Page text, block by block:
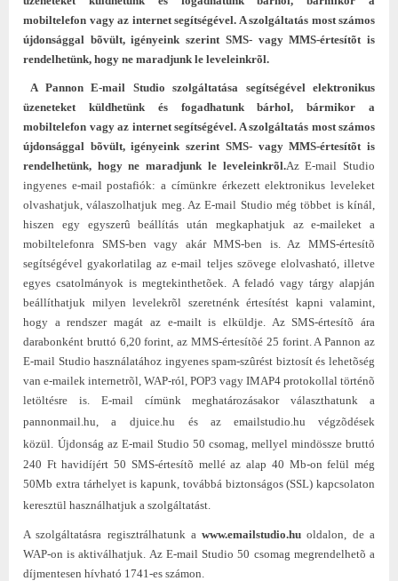
mobiltelefon vagy az internet segítségével. A szolgáltatás most számos
újdonsággal bõvült, igényeink szerint SMS- vagy MMS-értesítõt is
rendelhetünk, hogy ne maradjunk le leveleinkrõl.
A Pannon E-mail Studio szolgáltatása segítségével elektronikus
üzeneteket küldhetünk és fogadhatunk bárhol, bármikor a
mobiltelefon vagy az internet segítségével. A szolgáltatás most számos
újdonsággal bõvült, igényeink szerint SMS- vagy MMS-értesítõt is
rendelhetünk, hogy ne maradjunk le leveleinkrõl.Az E-mail Studio
ingyenes e-mail postafiók: a címünkre érkezett elektronikus leveleket
olvashatjuk, válaszolhatjuk meg. Az E-mail Studio még többet is kínál,
hiszen egy egyszerû beállítás után megkaphatjuk az e-maileket a
mobiltelefonra SMS-ben vagy akár MMS-ben is. Az MMS-értesítõ
segítségével gyakorlatilag az e-mail teljes szövege elolvasható, illetve
egyes csatolmányok is megtekinthetõek. A feladó vagy tárgy alapján
beállíthatjuk milyen levelekrõl szeretnénk értesítést kapni valamint,
hogy a rendszer magát az e-mailt is elküldje. Az SMS-értesítõ ára
darabonként bruttó 6,20 forint, az MMS-értesítõé 25 forint. A Pannon az
E-mail Studio használatához ingyenes spam-szûrést biztosít és lehetõség
van e-mailek internetrõl, WAP-ról, POP3 vagy IMAP4 protokollal történõ
letöltésre is. E-mail címünk meghatározásakor választhatunk a
pannonmail.hu, a
djuice.hu és az emailstudio.hu végzõdések
közül. Újdonság az E-mail Studio 50 csomag, mellyel mindössze bruttó
240 Ft havidíjért 50 SMS-értesítõ mellé az alap 40 Mb-on felül még
50Mb extra tárhelyet is kapunk, továbbá biztonságos (SSL) kapcsolaton
keresztül használhatjuk a szolgáltatást.
A szolgáltatásra regisztrálhatunk awww.emailstudio.huoldalon, de a
WAP-on is aktiválhatjuk. Az E-mail Studio 50 csomag megrendelhetõ a
díjmentesen hívható 1741-es számon.